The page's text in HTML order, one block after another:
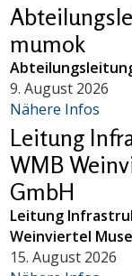
mumok
9. August 2026
Nähere Infos
Leitung
WMB
GmbH
Leitung
Weinviertel
15. August 2026